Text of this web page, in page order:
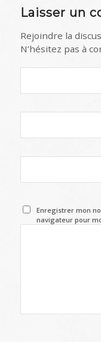
Laisser un
Rejoindre la
N’hésitez pas à
Enregistrer mon
navigateur pour